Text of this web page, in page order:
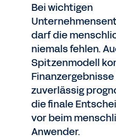
Bei wichtigen
darf die
niemals fehlen.
Spitzenmodell
zuverlässig
die finale
vor beim
Anwender.